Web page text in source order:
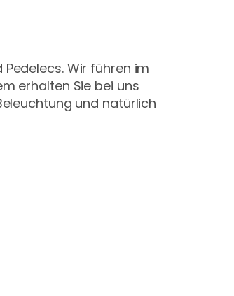
Wir führen im
erhalten Sie bei uns
und natürlich